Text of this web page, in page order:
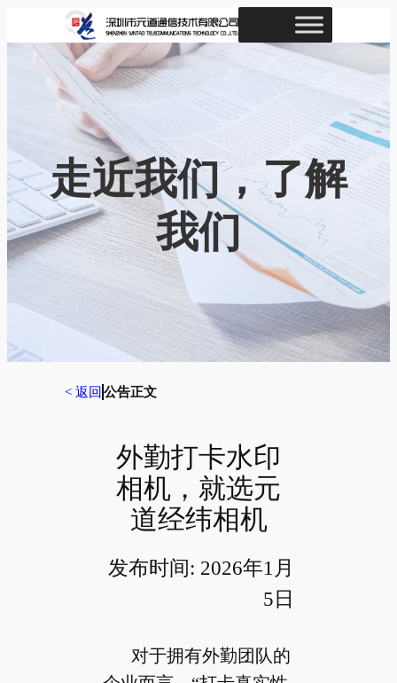
走近我们，了解
我们
< 返回 公告正文
外勤打卡水印
相机，就选元
道经纬相机
发布时间: 2026年1月
5日
对于拥有外勤团队的